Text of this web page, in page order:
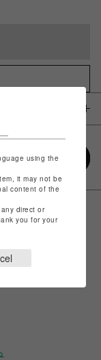
using the
it may not be
content of the
direct or
you for your